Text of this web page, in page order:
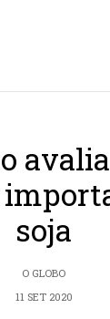
soja
O GLOBO
11 SET 2020